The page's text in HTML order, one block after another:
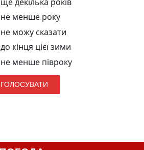
не менше року
не можу сказати
до кінця цієї зими
не менше півроку